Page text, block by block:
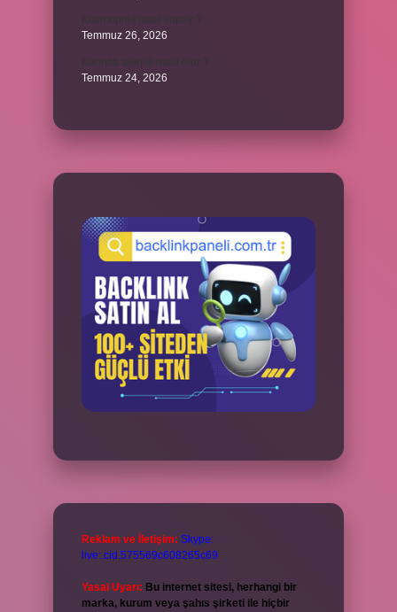
Kozmopolit nasıl yapılır ?
Temmuz 26, 2026
Temmuz 24, 2026
Reklam ve İletişim: Skype:
live:.cid.575569c608265c69
Yasal Uyarı: Bu internet sitesi, herhangi bir
marka, kurum veya şahıs şirketi ile hiçbir